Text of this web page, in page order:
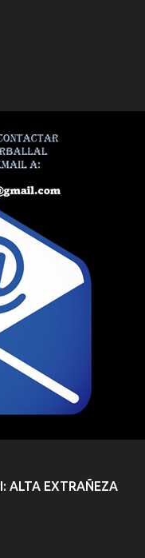
ALTA EXTRAÑEZA